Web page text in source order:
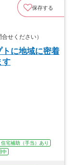
保存する
せください）
トに地域に密着
す
住宅補助（手当）あり
中